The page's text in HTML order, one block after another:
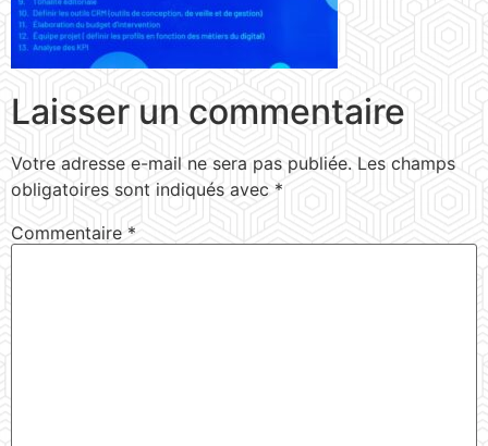
Laisser un commentaire
Votre adresse e-mail ne sera pas publiée. Les champs
obligatoires sont indiqués avec *
Commentaire *